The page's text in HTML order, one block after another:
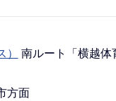
南ルート「横越体
方面